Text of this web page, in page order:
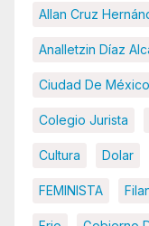
Allan Cruz
Analletzin Díaz
Ciudad De México
Colegio Jurista
Cultura Dolar
FEMINISTA